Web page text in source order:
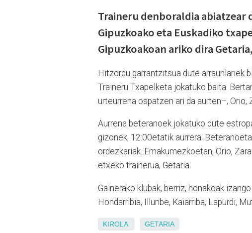
Traineru denboraldia abiatzear
Gipuzkoako eta Euskadiko
Gipuzkoakoan ariko dira
Hitzordu garrantzitsua dute arraunlariek
Traineru Txapelketa jokatuko baita.
urteurrena ospatzen ari da aurten–, Orio,
Aurrena beteranoek jokatuko dute
gizonek, 12:00etatik aurrera.
ordezkariak. Emakumezkoetan, Orio,
etxeko trainerua, Getaria.
Gainerako klubak, berriz, honakoak
Hondarribia, Illunbe, Kaiarriba, Lapurdi,
KIROLA GETARIA